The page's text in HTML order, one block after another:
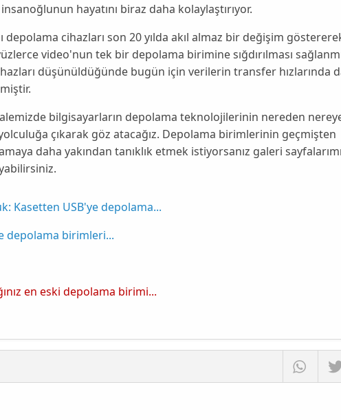
hayatını biraz daha kolaylaştırıyor.
depolama cihazları son 20 yılda akıl almaz bir değişim
video'nun tek bir depolama birimine sığdırılması
düşünüldüğünde bugün için verilerin transfer hızlarında
bilgisayarların depolama teknolojilerinin nereden
çıkarak göz atacağız. Depolama birimlerinin geçmişten
daha yakından tanıklık etmek istiyorsanız galeri
Kasetten USB'ye depolama...
depolama birimleri...
en eski depolama birimi...